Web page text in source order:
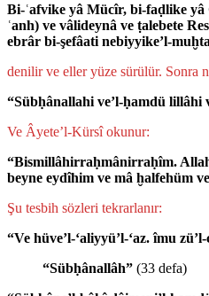
Bi-ʿafvike yâ Mücîr, bi-faḍlike yâ
ʿanh) ve vâlideynâ ve ṭalebete
ebrâr bi-şefâati nebiyyike’l-
denilir ve eller yüze sü­rülür. Sonra
“Sübḥânallahi ve’l-ḥamdü lillâhi
Ve Âyete’l-Kürsî okunur:
“Bismillâhirraḥmânirraḥîm.
beyne eydîhim ve mâ ḫalfehüm
Şu tesbih sözleri tekrarlanır:
“Ve hüve’l-‘aliyyü’l-‘az. îmu
“Sübḥânallâh” (33 defa)